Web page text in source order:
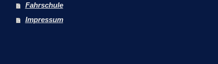
Fahrschule
Impressum